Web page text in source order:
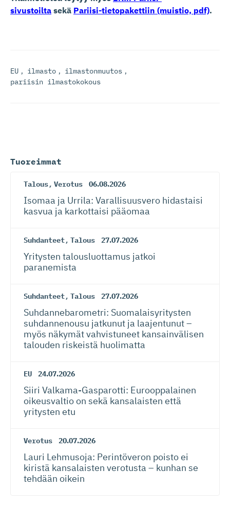
sivustoilta sekä Pariisi-tietopakettiin (muistio, pdf).
EU , ilmasto , ilmastonmuutos ,
pariisin ilmastokokous
Tuoreimmat
Talous, Verotus 06.08.2026
Isomaa ja Urrila: Varallisuusvero hidastaisi
kasvua ja karkottaisi pääomaa
Suhdanteet, Talous 27.07.2026
Yritysten talousluottamus jatkoi
paranemista
Suhdanteet, Talous 27.07.2026
Suhdanneba­ro­metri: Suomalaisy­ri­tysten
suhdannenousu jatkunut ja laajentunut –
myös näkymät vahvistuneet kansainvälisen
talouden riskeistä huolimatta
EU 24.07.2026
Siiri Valkama-Gas­pa­rotti: Eurooppalainen
oikeusvaltio on sekä kansalaisten että
yritysten etu
Verotus 20.07.2026
Lauri Lehmusoja: Perintöveron poisto ei
kiristä kansalaisten verotusta – kunhan se
tehdään oikein